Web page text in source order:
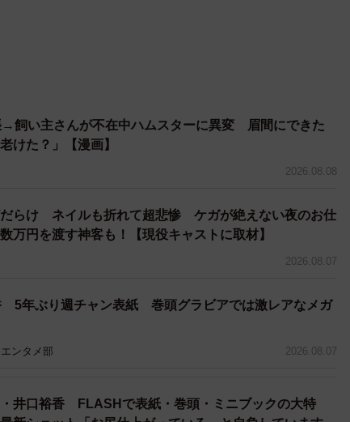
→飼い主さんが不在中ハムスターに異変 眉間にできた
けた？」【漫画】
2026.08.08
らけ ネイルも折れて超悲惨 ケガが絶えない夜のお仕
円を渡す神客も！【現役キャストに取材】
2026.08.07
5年ぶり週チャン表紙 巻頭グラビアでは激レアなメガ
ンタメ部 2026.08.07
井口裕香 FLASHで表紙・巻頭・ミニブックの大特